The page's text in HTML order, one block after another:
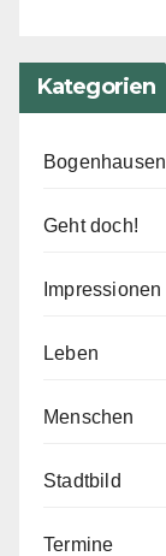
Kategorien
Bogenhausen
Geht doch!
Impressionen
Leben
Menschen
Stadtbild
Termine